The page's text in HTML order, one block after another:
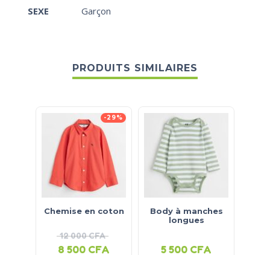
SEXE Garçon
PRODUITS SIMILAIRES
-29%
Chemise en coton
12 000CFA
8 500 CFA
Body à manches
longues
5 500 CFA